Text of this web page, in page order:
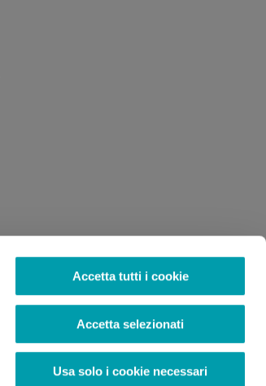
Accetta tutti i cookie
Accetta selezionati
Usa solo i cookie necessari